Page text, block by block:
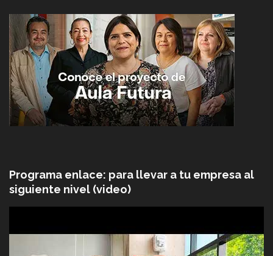
Programa enlace: para llevar a tu empresa al
siguiente nivel (video)